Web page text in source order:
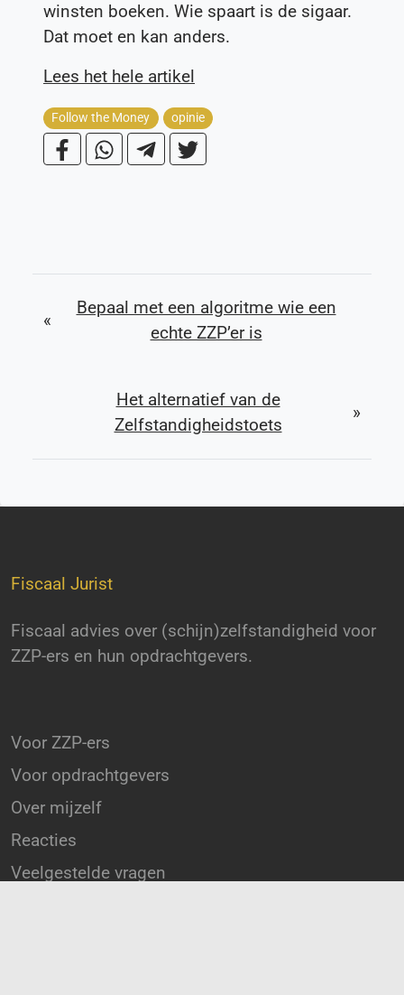
winsten boeken. Wie spaart is de sigaar.
Dat moet en kan anders.
Lees het hele artikel
Follow the Money opinie
«
Bepaal met een algoritme wie een
echte ZZP’er is
Het alternatief van de
Zelfstandigheidstoets
»
Fiscaal Jurist
Fiscaal advies over (schijn)zelfstandigheid voor
ZZP-ers en hun opdrachtgevers.
Voor ZZP-ers
Voor opdrachtgevers
Over mijzelf
Reacties
Veelgestelde vragen